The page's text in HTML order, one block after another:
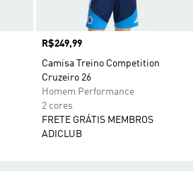
Preço
R$249,99
Camisa Treino Competition
Cruzeiro 26
Homem Performance
2 cores
FRETE GRÁTIS MEMBROS
ADICLUB